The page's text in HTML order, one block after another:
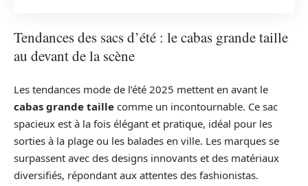
Tendances des sacs d’été : le cabas grande taille
au devant de la scène
Les tendances mode de l’été 2025 mettent en avant le
cabas grande taille comme un incontournable. Ce sac
spacieux est à la fois élégant et pratique, idéal pour les
sorties à la plage ou les balades en ville. Les marques se
surpassent avec des designs innovants et des matériaux
diversifiés, répondant aux attentes des fashionistas.